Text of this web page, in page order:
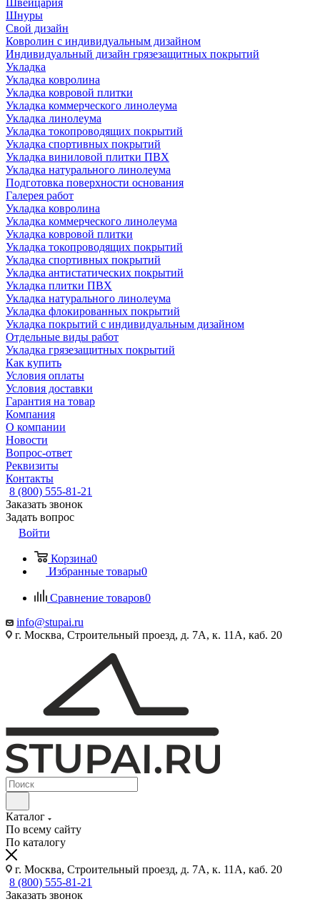
Швейцария
Шнуры
Свой дизайн
Ковролин с индивидуальным дизайном
Индивидуальный дизайн грязезащитных покрытий
Укладка
Укладка ковролина
Укладка ковровой плитки
Укладка коммерческого линолеума
Укладка линолеума
Укладка токопроводящих покрытий
Укладка спортивных покрытий
Укладка виниловой плитки ПВХ
Укладка натурального линолеума
Подготовка поверхности основания
Галерея работ
Укладка ковролина
Укладка коммерческого линолеума
Укладка ковровой плитки
Укладка токопроводящих покрытий
Укладка спортивных покрытий
Укладка антистатических покрытий
Укладка плитки ПВХ
Укладка натурального линолеума
Укладка флокированных покрытий
Укладка покрытий с индивидуальным дизайном
Отдельные виды работ
Укладка грязезащитных покрытий
Как купить
Условия оплаты
Условия доставки
Гарантия на товар
Компания
О компании
Новости
Вопрос-ответ
Реквизиты
Контакты
8 (800) 555-81-21
Заказать звонок
Задать вопрос
Войти
Корзина0
Избранные товары0
Сравнение товаров0
info@stupai.ru
г. Москва, Строительный проезд, д. 7А, к. 11А, каб. 20
Каталог
По всему сайту
По каталогу
г. Москва, Строительный проезд, д. 7А, к. 11А, каб. 20
8 (800) 555-81-21
Заказать звонок